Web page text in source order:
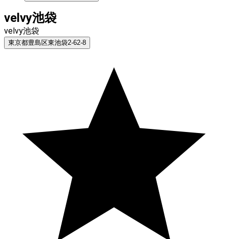
velvy池袋
velvy池袋
東京都豊島区東池袋2-62-8